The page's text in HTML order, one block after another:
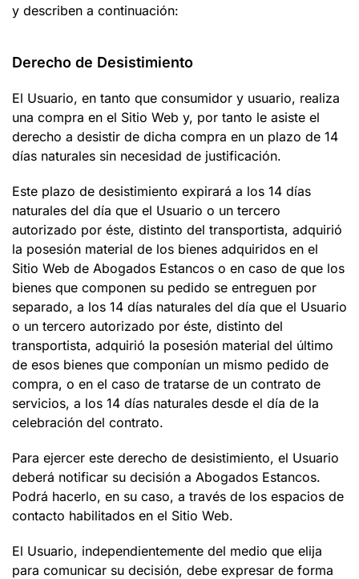
y describen a continuación:
Derecho de Desistimiento
El Usuario, en tanto que consumidor y usuario, realiza
una compra en el Sitio Web y, por tanto le asiste el
derecho a desistir de dicha compra en un plazo de 14
días naturales sin necesidad de justificación.
Este plazo de desistimiento expirará a los 14 días
naturales del día que el Usuario o un tercero
autorizado por éste, distinto del transportista, adquirió
la posesión material de los bienes adquiridos en el
Sitio Web de Abogados Estancos o en caso de que los
bienes que componen su pedido se entreguen por
separado, a los 14 días naturales del día que el Usuario
o un tercero autorizado por éste, distinto del
transportista, adquirió la posesión material del último
de esos bienes que componían un mismo pedido de
compra, o en el caso de tratarse de un contrato de
servicios, a los 14 días naturales desde el día de la
celebración del contrato.
Para ejercer este derecho de desistimiento, el Usuario
deberá notificar su decisión a Abogados Estancos.
Podrá hacerlo, en su caso, a través de los espacios de
contacto habilitados en el Sitio Web.
El Usuario, independientemente del medio que elija
para comunicar su decisión, debe expresar de forma